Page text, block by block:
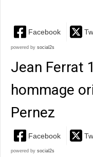
Facebook
powered by social2s
Jean Ferrat
hommage
Pernez
Facebook
powered by social2s